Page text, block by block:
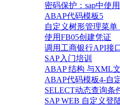
密码保护：sap中使
ABAP代码模板5
自定义树形管理菜单
使用FB05创建凭证
调用工商银行API接
SAP入门培训
ABAP 结构 与XML
ABAP代码模板4-自
SELECT动态查询条
SAP WEB 自定义登